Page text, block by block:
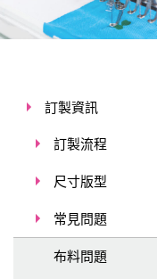
訂製資訊
訂製流程
尺寸版型
常見問題
布料問題